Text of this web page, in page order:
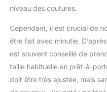
niveau des coutures.
Cependant, il est crucial de
être fait avec minutie.
est souvent conseillé de
taille habituelle en prêt-à-
doit être très ajustée, mais